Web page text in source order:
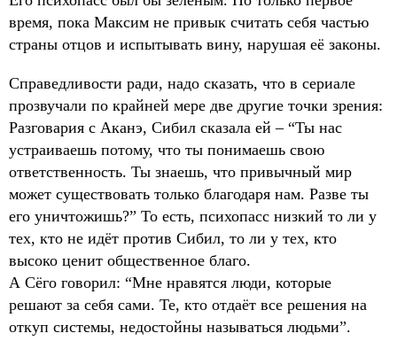
время, пока Максим не привык считать себя частью
страны отцов и испытывать вину, нарушая её законы.
Справедливости ради, надо сказать, что в сериале
прозвучали по крайней мере две другие точки зрения:
Разговария с Аканэ, Сибил сказала ей – “Ты нас
устраиваешь потому, что ты понимаешь свою
ответственность. Ты знаешь, что привычный мир
может существовать только благодаря нам. Разве ты
его уничтожишь?” То есть, психопасс низкий то ли у
тех, кто не идёт против Сибил, то ли у тех, кто
высоко ценит общественное благо.
А Сёго говорил: “Мне нравятся люди, которые
решают за себя сами. Те, кто отдаёт все решения на
откуп системы, недостойны называться людьми”.